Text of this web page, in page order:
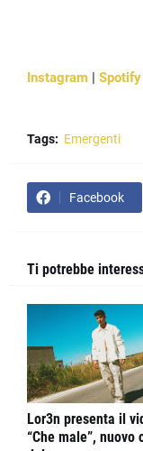
Instagram | Spotify
Tags: Emergenti
Facebook
Ti potrebbe
Lor3n presenta il
“Che male”, nuovo